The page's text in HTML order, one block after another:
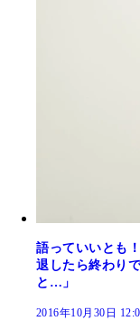
語っていいとも
退したら終わり
と…」
2016年10月30日